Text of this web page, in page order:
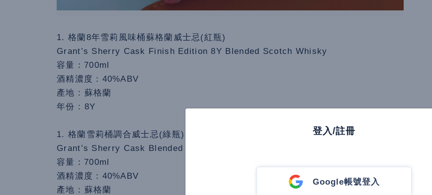
1. 格蘭8年雪莉風味桶蘇格蘭威士忌(紅瓶)
Grant’s Sherry Cask Finish Edition 8Y Blended Scotch Whisky
容量：700ml
酒精濃度：40%ABV
產地 : 蘇格蘭
年份 : 8Y
1. 格蘭雪莉桶調合威士忌(綠瓶)
Grant’s Sherry Cask Blended Scotch Whisky
容量：700ml
酒精濃度：40%ABV
產地 : 蘇格蘭
登入/註冊
Google帳號登入